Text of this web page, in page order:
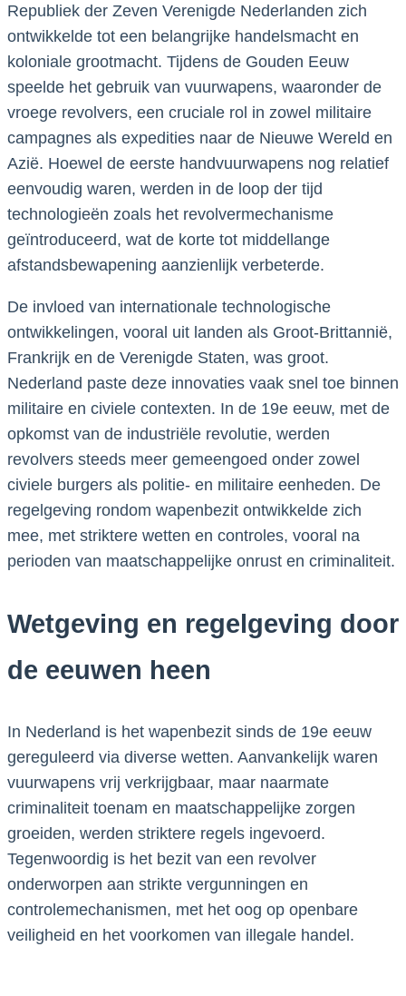
Republiek der Zeven Verenigde Nederlanden zich
ontwikkelde tot een belangrijke handelsmacht en
koloniale grootmacht. Tijdens de Gouden Eeuw
speelde het gebruik van vuurwapens, waaronder de
vroege revolvers, een cruciale rol in zowel militaire
campagnes als expedities naar de Nieuwe Wereld en
Azië. Hoewel de eerste handvuurwapens nog relatief
eenvoudig waren, werden in de loop der tijd
technologieën zoals het revolvermechanisme
geïntroduceerd, wat de korte tot middellange
afstandsbewapening aanzienlijk verbeterde.
De invloed van internationale technologische
ontwikkelingen, vooral uit landen als Groot-Brittannië,
Frankrijk en de Verenigde Staten, was groot.
Nederland paste deze innovaties vaak snel toe binnen
militaire en civiele contexten. In de 19e eeuw, met de
opkomst van de industriële revolutie, werden
revolvers steeds meer gemeengoed onder zowel
civiele burgers als politie- en militaire eenheden. De
regelgeving rondom wapenbezit ontwikkelde zich
mee, met striktere wetten en controles, vooral na
perioden van maatschappelijke onrust en criminaliteit.
Wetgeving en regelgeving door
de eeuwen heen
In Nederland is het wapenbezit sinds de 19e eeuw
gereguleerd via diverse wetten. Aanvankelijk waren
vuurwapens vrij verkrijgbaar, maar naarmate
criminaliteit toenam en maatschappelijke zorgen
groeiden, werden striktere regels ingevoerd.
Tegenwoordig is het bezit van een revolver
onderworpen aan strikte vergunningen en
controlemechanismen, met het oog op openbare
veiligheid en het voorkomen van illegale handel.